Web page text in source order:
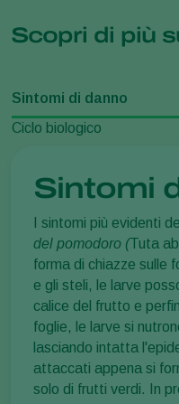
Scopri di più
Sintomi di danno
Ciclo biologico
Sintomi
I sintomi più evidenti
del pomodoro (Tuta
forma di chiazze sulle
e gli steli, le larve
calice del frutto e
foglie, le larve si
lasciando intatta
attaccati appena si
solo di frutti verdi. In